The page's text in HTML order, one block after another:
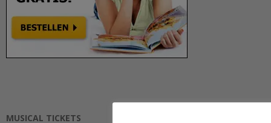
MUSICAL TICKETS